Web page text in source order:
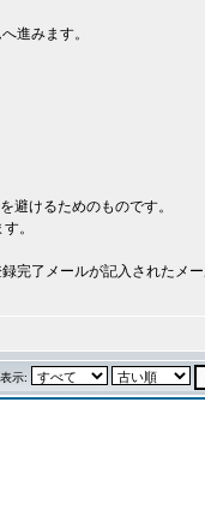
進みます。
避けるためのものです。
。
了メールが記入されたメ
示: